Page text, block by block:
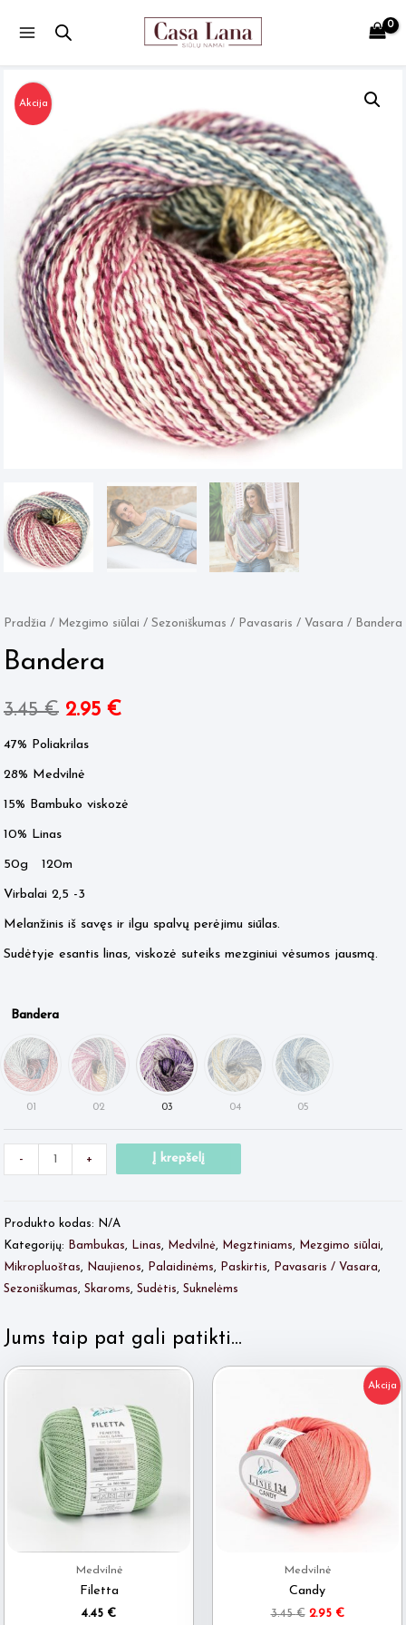
Menu
Akcija
Pradžia / Mezgimo siūlai / Sezoniškumas / Pavasaris / Vasara / Bandera
Bandera
3.45€ Original
price
was:
2.95 €Current
47% Poliakrilas
28% Medvilnė
15% Bambuko viskozė
10% Linas
50g 120m
Virbalai 2,5 -3
Melanžinis iš savęs ir ilgu spalvų perėjimu siūlas.
Sudėtyje esantis linas, viskozė suteiks mezginiui vėsumos jausmą.
Bandera
Quantity
-
produkto
Quantity
+ Į krepšelį
Produkto kodas:
N/A
Kategorijų:
Bambukas, Linas, Medvilnė, Megztiniams, Mezgimo siūlai,
Mikropluoštas, Naujienos, Palaidinėms, Paskirtis, Pavasaris / Vasara,
Sezoniškumas, Skaroms, Sudėtis, Suknelėms
Jums taip pat gali patikti…
Medvilnė
Filetta
4.45 €
Akcija
Medvilnė
Candy
3.45€ Original
2.95 €Current